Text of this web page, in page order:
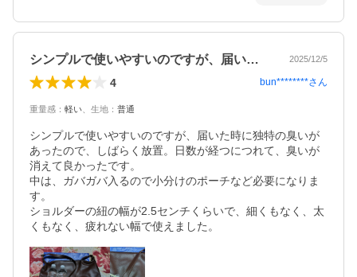
シンプルで使いやすいのですが、届いた時… 2025/12/5
4 bun********さん
重量感 ： 軽い 生地 ： 普通
シンプルで使いやすいのですが、届いた時に独特の臭いが
あったので、しばらく放置。日数が経つにつれて、臭いが
消えて良かったです。
中は、ガバガバ入るので小分けのポーチなど必要になりま
す。
ショルダーの紐の幅が2.5センチくらいで、細くもなく、太
くもなく、疲れない幅で使えました。